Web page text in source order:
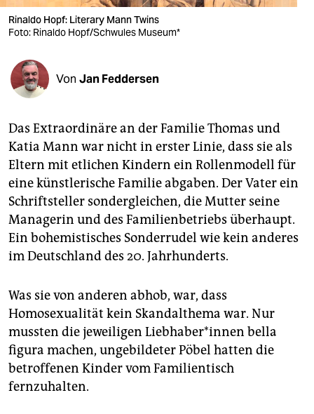
verlag
veranstaltungen
shop
fragen & hilfe
unterstützen
abo
genossenschaft
epaper login
Rinaldo Hopf: Literary Mann Twins
Foto: Rinaldo Hopf/Schwules Museum*
Von Jan Feddersen
Das Extraordinäre an der Familie Thomas und
Katia Mann war nicht in erster Linie, dass sie als
Eltern mit etlichen Kindern ein Rollenmodell für
eine künstlerische Familie abgaben. Der Vater ein
Schriftsteller sondergleichen, die Mutter seine
Managerin und des Familienbetriebs überhaupt.
Ein bohemistisches Sonderrudel wie kein anderes
im Deutschland des 20. Jahrhunderts.
Was sie von anderen abhob, war, dass
Homosexualität kein Skandalthema war. Nur
mussten die jeweiligen Liebhaber*innen bella
figura machen, ungebildeter Pöbel hatten die
betroffenen Kinder vom Familientisch
fernzuhalten.